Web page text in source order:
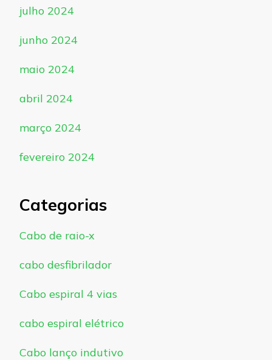
julho 2024
junho 2024
maio 2024
abril 2024
março 2024
fevereiro 2024
Categorias
Cabo de raio-x
cabo desfibrilador
Cabo espiral 4 vias
cabo espiral elétrico
Cabo lanço indutivo